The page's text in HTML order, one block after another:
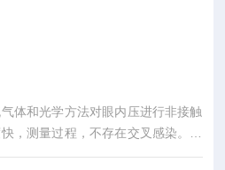
体和光学方法对眼内压进行非接触
，测量过程，不存在交叉感染。机
和24小时眼压趋势分析系统。